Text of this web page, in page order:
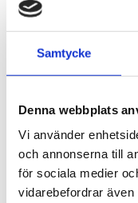
Samtycke
Denna webbplats
Vi använder
och annonserna till
för sociala medier
vidarebefordrar
använda det både
din yta eller blanda i
boosta det och göra
EAN-kod:
191,20 kr